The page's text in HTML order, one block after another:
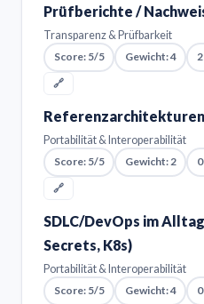
Prüfberichte /
Transparenz & Prüfbarkeit
Score: 5/5
Gewicht: 4
🔗
Referenzarchitekturen
Portabilität & Interoperabilität
Score: 5/5
Gewicht: 2
🔗
SDLC/DevOps im
Secrets, K8s)
Portabilität & Interoperabilität
Score: 5/5
Gewicht: 4